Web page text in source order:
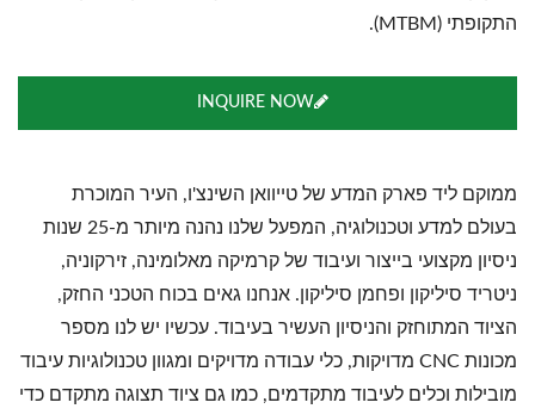
התקופתי (MTBM).
INQUIRE NOW
ממוקם ליד פארק המדע של טייוואן השינצ'ו, העיר המוכרת
בעולם למדע וטכנולוגיה, המפעל שלנו נהנה מיותר מ-25 שנות
ניסיון מקצועי בייצור ועיבוד של קרמיקה מאלומינה, זירקוניה,
ניטריד סיליקון ופחמן סיליקון. אנחנו גאים בכוח הטכני החזק,
הציוד המתוחזק והניסיון העשיר בעיבוד. עכשיו יש לנו מספר
מכונות CNC מדויקות, כלי עבודה מדויקים ומגוון טכנולוגיות עיבוד
מובילות וכלים לעיבוד מתקדמים, כמו גם ציוד תצוגה מתקדם כדי